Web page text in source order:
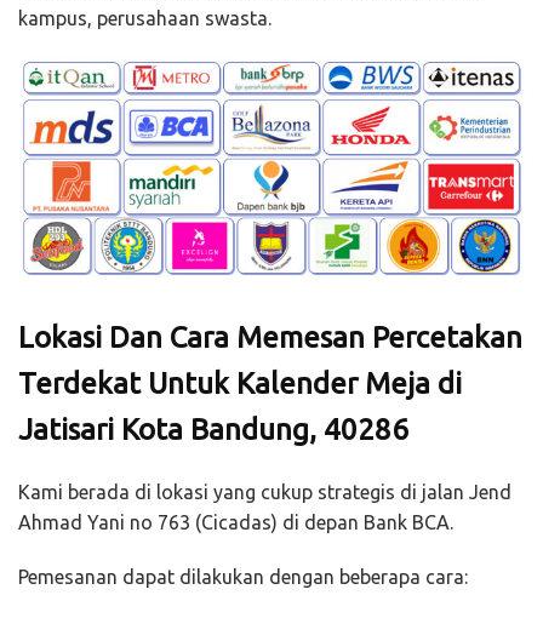
kampus, perusahaan swasta.
Lokasi Dan Cara Memesan Percetakan
Terdekat Untuk Kalender Meja di
Jatisari Kota Bandung, 40286
Kami berada di lokasi yang cukup strategis di jalan Jend
Ahmad Yani no 763 (Cicadas) di depan Bank BCA.
Pemesanan dapat dilakukan dengan beberapa cara: